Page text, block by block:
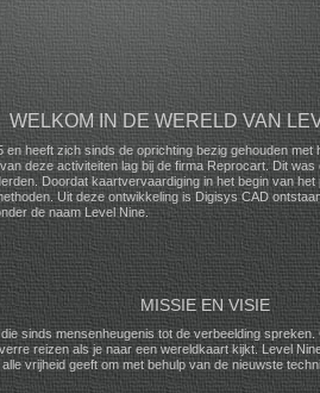
en heeft zich sinds de oprichting bezig gehouden
deze activiteiten lag bij de firma Reprocart. Dit
Doordat kaartvervaardiging in het begin van
Uit deze ontwikkeling is Digisys CAD
de naam Level Nine.
WELKOM IN DE WERELD VAN
sinds mensenheugenis tot de verbeelding
reizen als je naar een wereldkaart kijkt. Level
vrijheid geeft om met behulp van de nieuwste
MISSIE EN VISIE